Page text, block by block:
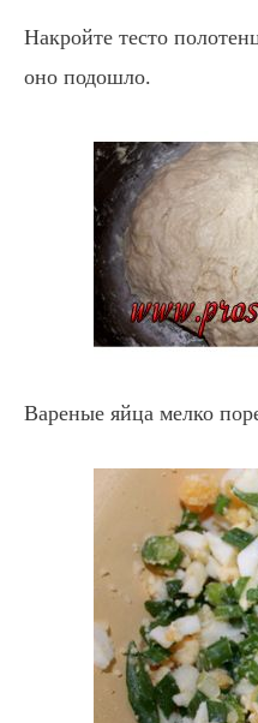
Накройте тесто
оно подошло.
Вареные яйца мелко